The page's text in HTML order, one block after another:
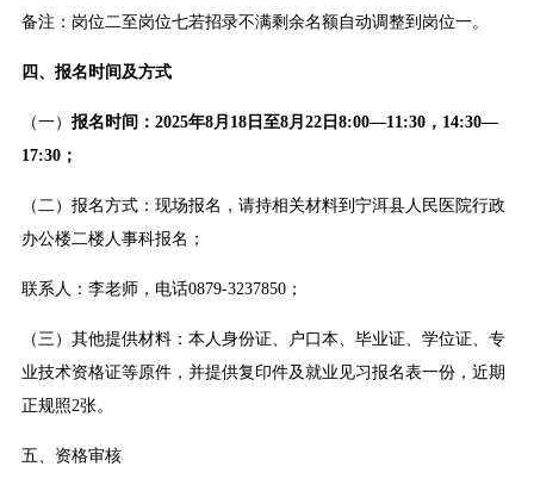
备注：岗位二至岗位七若招录不满剩余名额自动调整到岗位一。
四、报名时间及方式
（一） 报名时间：2025年8月18日至8月22日8:00—11:30，14:30—
17:30；
（二）报名方式：现场报名，请持相关材料到宁洱县人民医院行政
办公楼二楼人事科报名；
联系人：李老师，电话0879-3237850；
（三）其他提供材料：本人身份证、户口本、毕业证、学位证、专
业技术资格证等原件，并提供复印件及就业见习报名表一份，近期
正规照2张。
五、资格审核